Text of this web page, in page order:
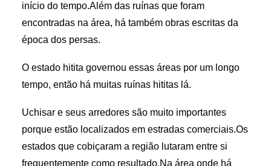
início do tempo.Além das ruínas que foram
encontradas na área, há também obras escritas da
época dos persas.
O estado hitita governou essas áreas por um longo
tempo, então há muitas ruínas hititas lá.
Uchisar e seus arredores são muito importantes
porque estão localizados em estradas comerciais.Os
estados que cobiçaram a região lutaram entre si
frequentemente como resultado.Na área onde há